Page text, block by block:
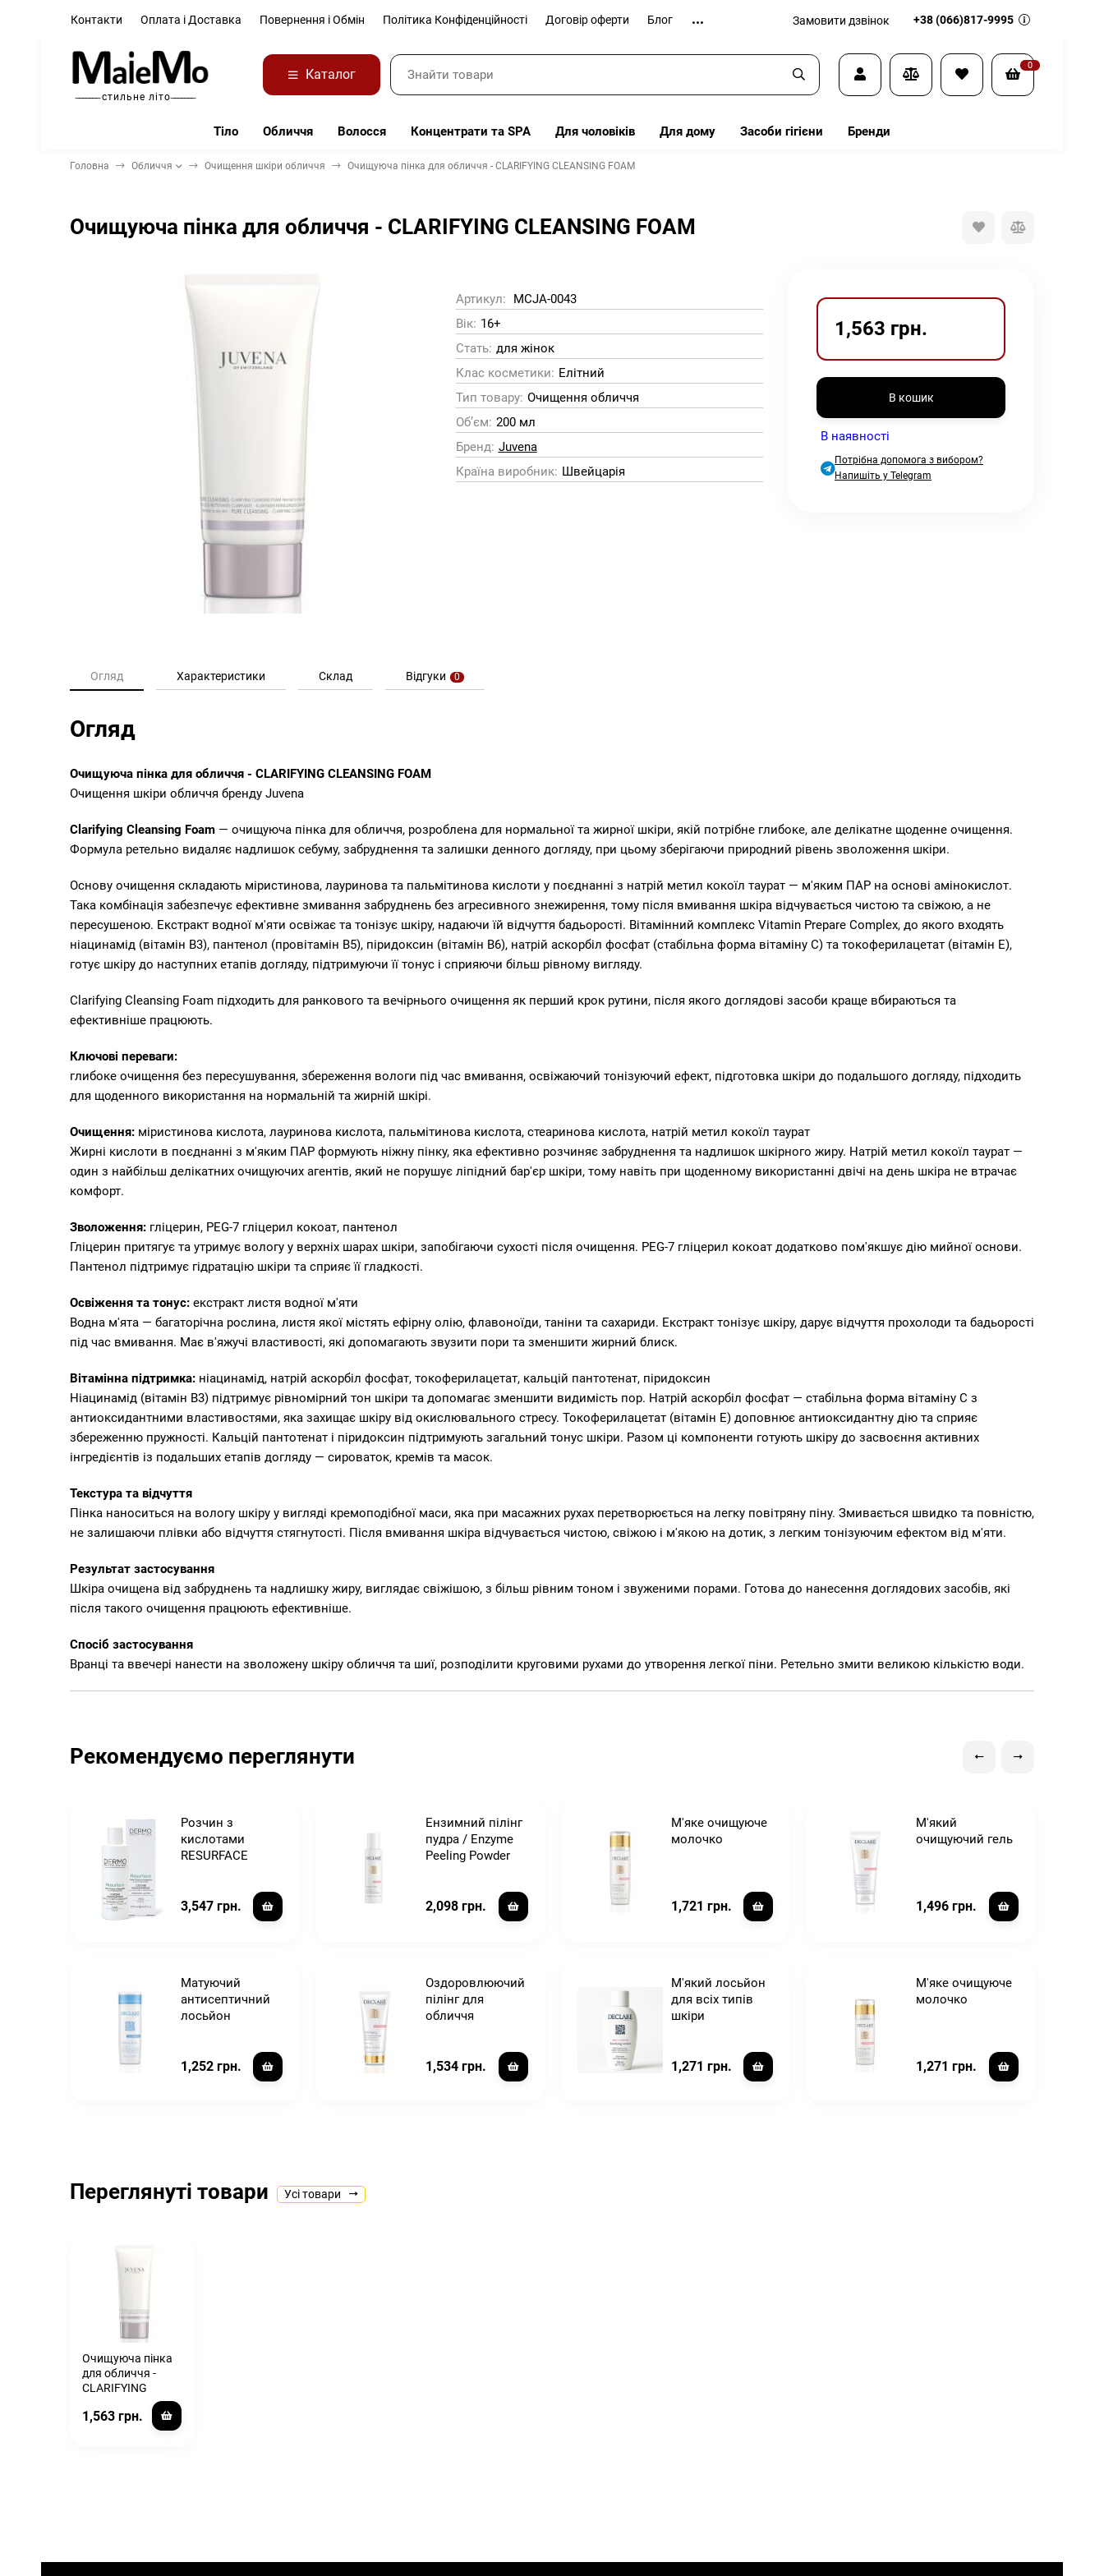
Контакти Оплата і Доставка Повернення і Обмін Політика Конфіденційності Договір оферти Блог Замовити дзвінок +38 (066)817-9995
̶ ̶ ̶ ̶ ̶ ̶ ̶ стильне літо ̶ ̶ ̶ ̶ ̶ ̶ ̶
Каталог
0
Бренди
Засоби гігієни
Для дому
Для чоловіків
Концентрати та SPA
Волосся
Обличчя
Тіло
Головна Обличчя Очищення шкіри обличчя Очищуюча пінка для обличчя - CLARIFYING CLEANSING FOAM
Очищуюча пінка для обличчя - CLARIFYING CLEANSING FOAM
Артикул:
MCJA-0043
Вік: 16+
Стать: для жінок
Клас косметики: Елітний
Тип товару: Очищення обличчя
Обʼєм: 200 мл
Бренд: Juvena
Країна виробник: Швейцарія
1,563 грн.
В кошик
В наявності
Потрібна допомога з вибором?
Напишіть у Telegram
Огляд Характеристики Склад Відгуки 0
Огляд
Очищуюча пінка для обличчя - CLARIFYING CLEANSING FOAM
Очищення шкіри обличчя бренду Juvena
Clarifying Cleansing Foam — очищуюча пінка для обличчя, розроблена для нормальної та жирної шкіри, якій потрібне глибоке, але делікатне щоденне очищення.
Формула ретельно видаляє надлишок себуму, забруднення та залишки денного догляду, при цьому зберігаючи природний рівень зволоження шкіри.
Основу очищення складають міристинова, лауринова та пальмітинова кислоти у поєднанні з натрій метил кокоїл таурат — м'яким ПАР на основі амінокислот.
Така комбінація забезпечує ефективне змивання забруднень без агресивного знежирення, тому після вмивання шкіра відчувається чистою та свіжою, а не
пересушеною. Екстракт водної м'яти освіжає та тонізує шкіру, надаючи їй відчуття бадьорості. Вітамінний комплекс Vitamin Prepare Complex, до якого входять
ніацинамід (вітамін B3), пантенол (провітамін B5), піридоксин (вітамін B6), натрій аскорбіл фосфат (стабільна форма вітаміну C) та токоферилацетат (вітамін E),
готує шкіру до наступних етапів догляду, підтримуючи її тонус і сприяючи більш рівному вигляду.
Clarifying Cleansing Foam підходить для ранкового та вечірнього очищення як перший крок рутини, після якого доглядові засоби краще вбираються та
ефективніше працюють.
Ключові переваги:
глибоке очищення без пересушування, збереження вологи під час вмивання, освіжаючий тонізуючий ефект, підготовка шкіри до подальшого догляду, підходить
для щоденного використання на нормальній та жирній шкірі.
Очищення: міристинова кислота, лауринова кислота, пальмітинова кислота, стеаринова кислота, натрій метил кокоїл таурат
Жирні кислоти в поєднанні з м'яким ПАР формують ніжну пінку, яка ефективно розчиняє забруднення та надлишок шкірного жиру. Натрій метил кокоїл таурат —
один з найбільш делікатних очищуючих агентів, який не порушує ліпідний бар'єр шкіри, тому навіть при щоденному використанні двічі на день шкіра не втрачає
комфорт.
Зволоження: гліцерин, PEG-7 гліцерил кокоат, пантенол
Гліцерин притягує та утримує вологу у верхніх шарах шкіри, запобігаючи сухості після очищення. PEG-7 гліцерил кокоат додатково пом'якшує дію мийної основи.
Пантенол підтримує гідратацію шкіри та сприяє її гладкості.
Освіження та тонус: екстракт листя водної м'яти
Водна м'ята — багаторічна рослина, листя якої містять ефірну олію, флавоноїди, таніни та сахариди. Екстракт тонізує шкіру, дарує відчуття прохолоди та бадьорості
під час вмивання. Має в'яжучі властивості, які допомагають звузити пори та зменшити жирний блиск.
Вітамінна підтримка: ніацинамід, натрій аскорбіл фосфат, токоферилацетат, кальцій пантотенат, піридоксин
Ніацинамід (вітамін B3) підтримує рівномірний тон шкіри та допомагає зменшити видимість пор. Натрій аскорбіл фосфат — стабільна форма вітаміну C з
антиоксидантними властивостями, яка захищає шкіру від окислювального стресу. Токоферилацетат (вітамін E) доповнює антиоксидантну дію та сприяє
збереженню пружності. Кальцій пантотенат і піридоксин підтримують загальний тонус шкіри. Разом ці компоненти готують шкіру до засвоєння активних
інгредієнтів із подальших етапів догляду — сироваток, кремів та масок.
Текстура та відчуття
Пінка наноситься на вологу шкіру у вигляді кремоподібної маси, яка при масажних рухах перетворюється на легку повітряну піну. Змивається швидко та повністю,
не залишаючи плівки або відчуття стягнутості. Після вмивання шкіра відчувається чистою, свіжою і м'якою на дотик, з легким тонізуючим ефектом від м'яти.
Результат застосування
Шкіра очищена від забруднень та надлишку жиру, виглядає свіжішою, з більш рівним тоном і звуженими порами. Готова до нанесення доглядових засобів, які
після такого очищення працюють ефективніше.
Спосіб застосування
Вранці та ввечері нанести на зволожену шкіру обличчя та шиї, розподілити круговими рухами до утворення легкої піни. Ретельно змити великою кількістю води.
Рекомендуємо переглянути
Розчин з
кислотами
RESURFACE
3,547 грн.
Матуючий
антисептичний
лосьйон
1,252 грн.
Ензимний пілінг
пудра / Enzyme
Peeling Powder
2,098 грн.
Оздоровлюючий
пілінг для
обличчя
1,534 грн.
М'яке очищуюче
молочко
1,721 грн.
М'який лосьйон
для всіх типів
шкіри
1,271 грн.
М'який
очищуючий гель
1,496 грн.
М'яке очищуюче
молочко
1,271 грн.
Переглянуті товари Усі товари
Очищуюча пінка
для обличчя -
CLARIFYING
CLEANSING FOAM
1,563 грн.